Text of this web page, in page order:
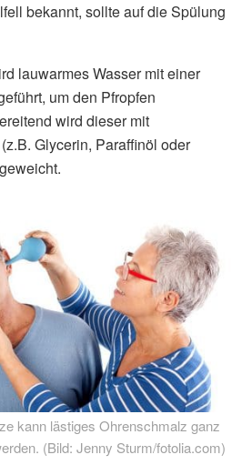
bekannt, sollte auf die Spülung
lauwarmes Wasser mit einer
um den Pfropfen
wird dieser mit
Glycerin, Paraffinöl oder
kann lästiges Ohrenschmalz ganz
(Bild: Jenny Sturm/fotolia.com)